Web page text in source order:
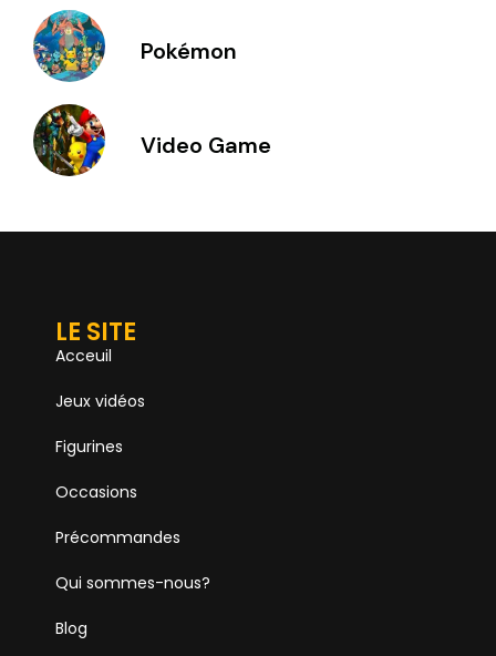
Pokémon
Video Game
LE SITE
Acceuil
Jeux vidéos
Figurines
Occasions
Précommandes
Qui sommes-nous?
Blog